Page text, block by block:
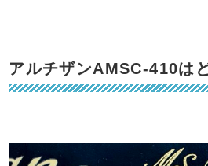
アルチザンAMSC-410は